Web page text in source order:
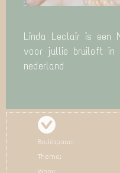
Linda Leclair is een
voor jullie bruiloft in
nederland
Bruidspaar:
Thema:
Waar: